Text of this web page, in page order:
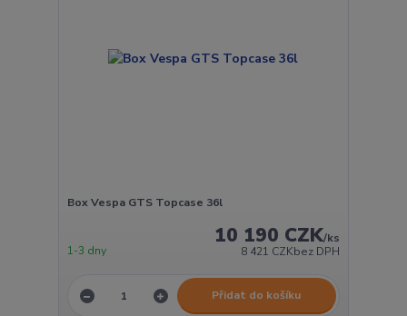
Box Vespa GTS Topcase 36l
10 190 CZK/ks
8 421 CZKbez DPH
1-3 dny
Přidat do košíku